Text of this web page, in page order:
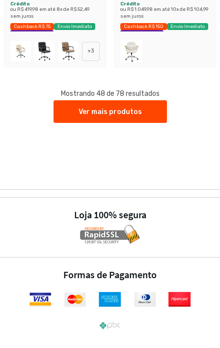
Crédito
ou R$ 419,98 em até 8x de R$ 52,49
sem juros
Cashback R$ 75
Envio Imediato
Exclusivo Mobly
+3
Crédito
ou R$ 1.049,98 em até10x de R$ 104,99
sem juros
Cashback R$ 150
Envio Imediato
Exclusivo Mobly
Mostrando 48 de 78 resultados
Ver mais produtos